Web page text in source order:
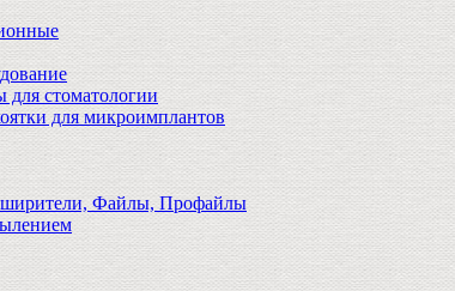
для стоматологии
для микроимплантов
Файлы, Профайлы